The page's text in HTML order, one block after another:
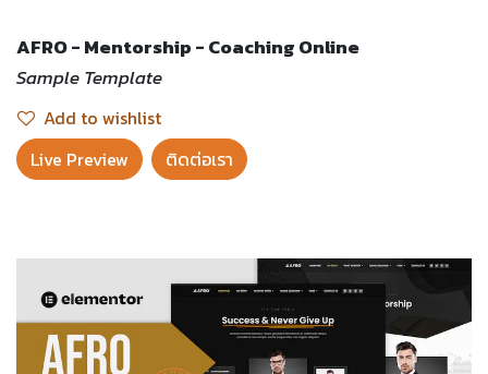
AFRO - Mentorship - Coaching Online
Sample Template
Add to wishlist
Live Preview​
ติดต่อเรา